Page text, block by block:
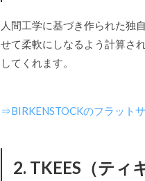
人間工学に基づき作られた独
せて柔軟にしなるよう計算さ
してくれます。
⇒BIRKENSTOCKのフラット
2. TKEES（ティ